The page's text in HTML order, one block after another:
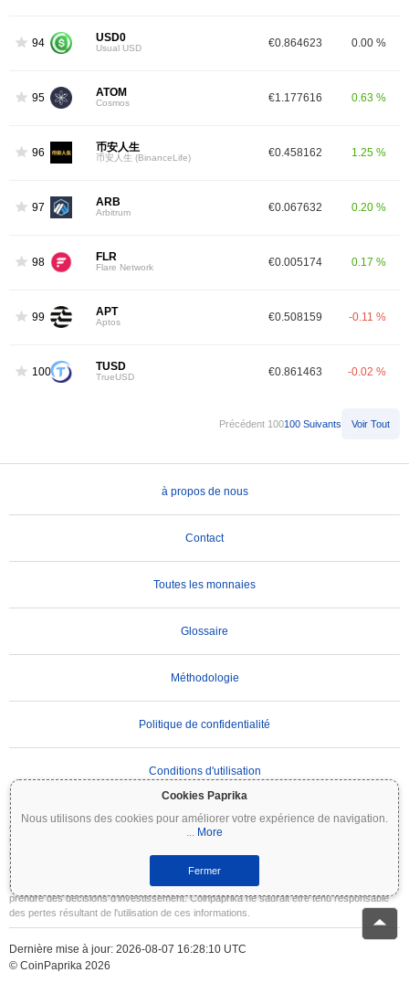
Cookies Paprika
Nous utilisons des cookies pour améliorer votre expérience de navigation.
... More
Fermer
94 USD0
Usual USD €0.864623 0.00 %
95 ATOM
Cosmos €1.177616 0.63 %
96 币安人生
币安人生 (BinanceLife) €0.458162 1.25 %
97 ARB
Arbitrum €0.067632 0.20 %
98 FLR
Flare Network €0.005174 0.17 %
99 APT
Aptos €0.508159 -0.11 %
100 TUSD
TrueUSD €0.861463 -0.02 %
Précédent 100100 Suivants Voir Tout
à propos de nous
Contact
Toutes les monnaies
Glossaire
Méthodologie
Politique de confidentialité
Conditions d'utilisation
AVIS IMPORTANT :Les cryptomonnaies sont très volatiles et comportent des risques
importants. Vous pouvez perdre une partie ou la totalité de votre investissement. Toutes
les informations sur Coinpaprika sont fournies à titre informatif uniquement et ne
constituent pas des conseils financiers ou d'investissement. Effectuez toujours vos
propres recherches (DYOR) et consultez un conseiller financier qualifié avant de
prendre des décisions d'investissement. Coinpaprika ne saurait être tenu responsable
des pertes résultant de l'utilisation de ces informations.
Dernière mise à jour: 2026-08-07 16:28:10 UTC
© CoinPaprika 2026